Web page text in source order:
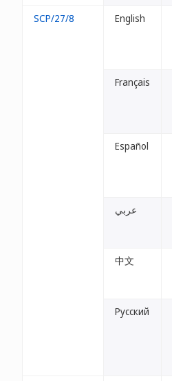
SCP/27/8 English
Français
Español
عربي
中文
Русский